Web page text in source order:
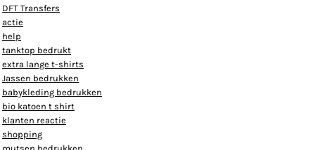
DFT Transfers
actie
help
tanktop bedrukt
extra lange t-shirts
Jassen bedrukken
babykleding bedrukken
bio katoen t shirt
klanten reactie
shopping